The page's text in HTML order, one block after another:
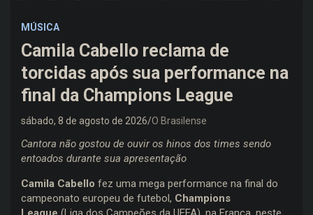
MÚSICA
Camila Cabello reclama de
torcidas após sua performance na
final da Champions League
sábado, 8 de agosto de 2026 O Brasilense
Cantora não gostou de ouvir os hinos dos times sendo
entoados durante sua apresentação
Camila Cabello fez uma mega performance na final do
campeonato europeu de futebol, Champions